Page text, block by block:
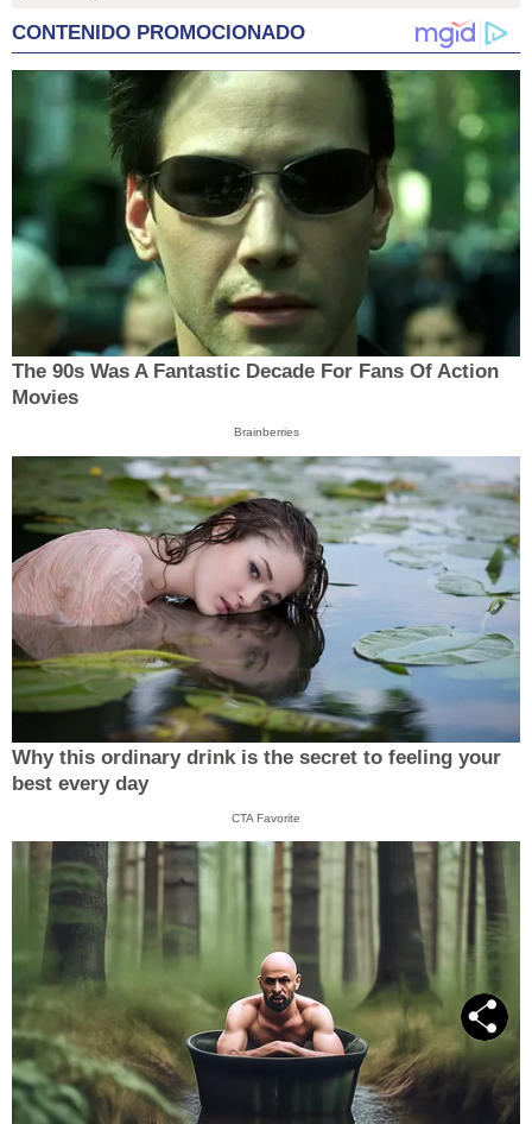
CONTENIDO PROMOCIONADO
The 90s Was A Fantastic Decade For Fans Of Action
Movies
Brainberries
Why this ordinary drink is the secret to feeling your
best every day
CTA Favorite